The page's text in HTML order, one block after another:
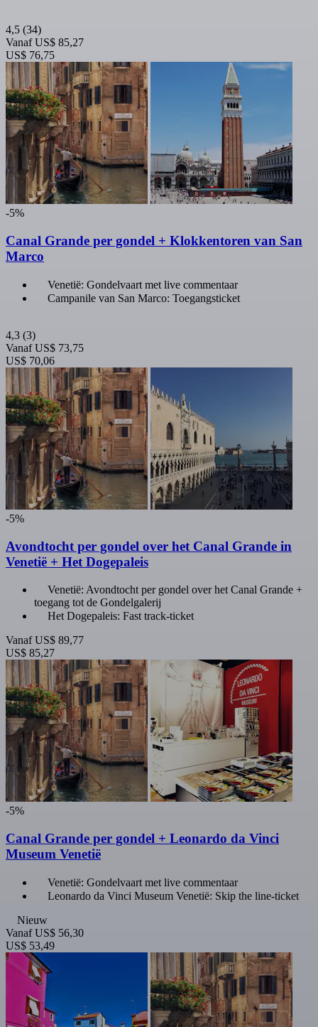
4,5 (34)
Vanaf US$ 85,27
US$ 76,75
-5%
Canal Grande per gondel + Klokkentoren van San
Marco
Venetië: Gondelvaart met live commentaar
Campanile van San Marco: Toegangsticket
4,3 (3)
Vanaf US$ 73,75
US$ 70,06
-5%
Avondtocht per gondel over het Canal Grande in
Venetië + Het Dogepaleis
Venetië: Avondtocht per gondel over het Canal Grande +
toegang tot de Gondelgalerij
Het Dogepaleis: Fast track-ticket
Vanaf US$ 89,77
US$ 85,27
-5%
Canal Grande per gondel + Leonardo da Vinci
Museum Venetië
Venetië: Gondelvaart met live commentaar
Leonardo da Vinci Museum Venetië: Skip the line-ticket
Nieuw
Vanaf US$ 56,30
US$ 53,49